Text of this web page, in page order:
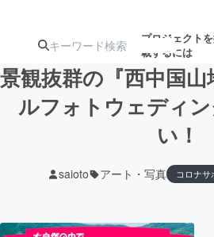
プロジェクト
載するには
注目の新着プロ
景観抜群の『西中国
ルフォトウェディ
い！
saioto アート・写真 コロナ